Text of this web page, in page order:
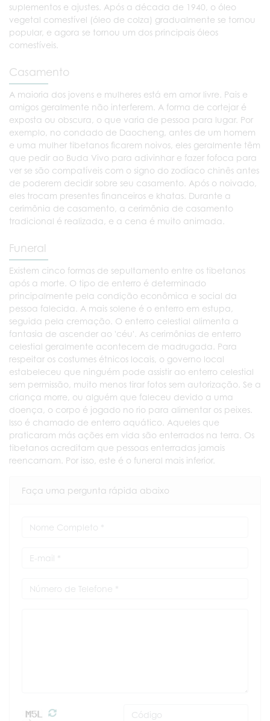
suplementos e ajustes. Após a década de 1940, o óleo
vegetal comestível (óleo de colza) gradualmente se tornou
popular, e agora se tornou um dos principais óleos
comestíveis.
Casamento
A maioria dos jovens e mulheres está em amor livre. Pais e
amigos geralmente não interferem. A forma de cortejar é
exposta ou obscura, o que varia de pessoa para lugar. Por
exemplo, no condado de Daocheng, antes de um homem
e uma mulher tibetanos ficarem noivos, eles geralmente têm
que pedir ao Buda Vivo para adivinhar e fazer fofoca para
ver se são compatíveis com o signo do zodíaco chinês antes
de poderem decidir sobre seu casamento. Após o noivado,
eles trocam presentes financeiros e khatas. Durante a
cerimônia de casamento, a cerimônia de casamento
tradicional é realizada, e a cena é muito animada.
Funeral
Existem cinco formas de sepultamento entre os tibetanos
após a morte. O tipo de enterro é determinado
principalmente pela condição econômica e social da
pessoa falecida. A mais solene é o enterro em estupa,
seguida pela cremação. O enterro celestial alimenta a
fantasia de ascender ao 'céu'. As cerimônias de enterro
celestial geralmente acontecem de madrugada. Para
respeitar os costumes étnicos locais, o governo local
estabeleceu que ninguém pode assistir ao enterro celestial
sem permissão, muito menos tirar fotos sem autorização. Se a
criança morre, ou alguém que faleceu devido a uma
doença, o corpo é jogado no rio para alimentar os peixes.
Isso é chamado de enterro aquático. Aqueles que
praticaram más ações em vida são enterrados na terra. Os
tibetanos acreditam que pessoas enterradas jamais
reencarnam. Por isso, este é o funeral mais inferior.
Faça uma pergunta rápida abaixo